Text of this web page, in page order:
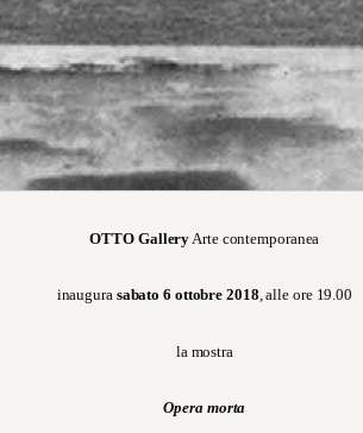
OTTO GalleryArte contemporanea
inaugura sabato 6 ottobre 2018, alle ore 19.00
la mostra
Opera morta